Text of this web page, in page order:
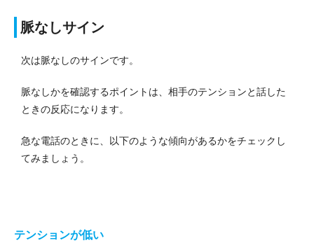
脈なしサイン
次は脈なしのサインです。
脈なしかを確認するポイントは、相手のテンションと話した
ときの反応になります。
急な電話のときに、以下のような傾向があるかをチェックし
てみましょう。
テンションが低い